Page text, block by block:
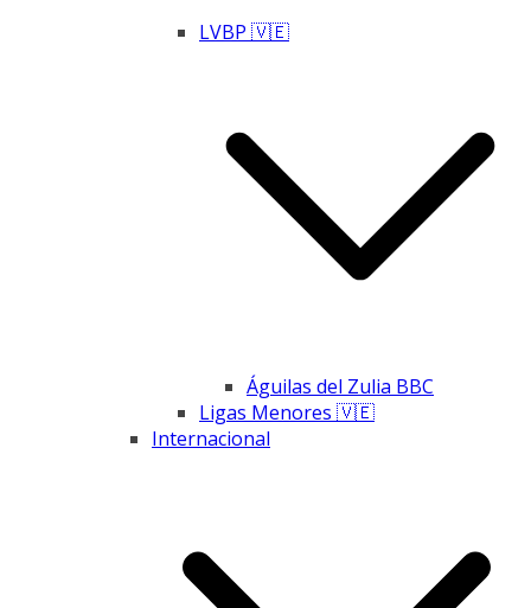
LVBP 🇻🇪
Águilas del Zulia BBC
Ligas Menores 🇻🇪
Internacional